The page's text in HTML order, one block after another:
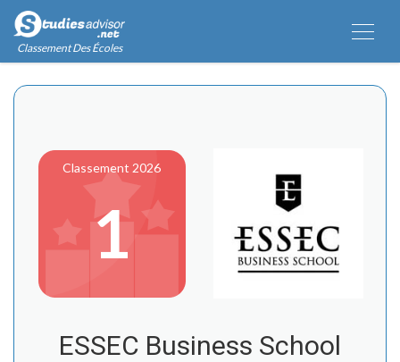
Classement Des Écoles
Classement 2026
1
ESSEC Business School